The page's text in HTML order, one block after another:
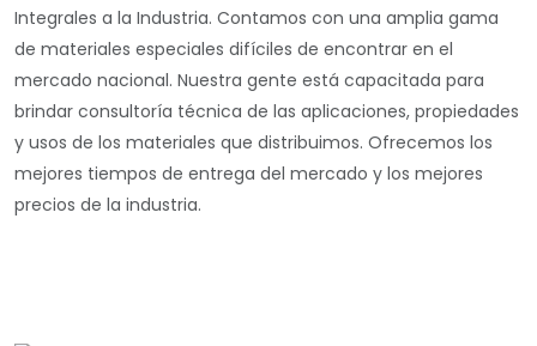
Integrales a la Industria. Contamos con una amplia gama
de materiales especiales difíciles de encontrar en el
mercado nacional. Nuestra gente está capacitada para
brindar consultoría técnica de las aplicaciones, propiedades
y usos de los materiales que distribuimos. Ofrecemos los
mejores tiempos de entrega del mercado y los mejores
precios de la industria.